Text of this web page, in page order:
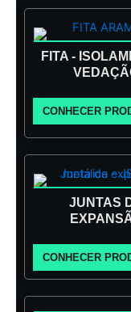
FITA -
CONHECER
JUNTAS
CONHECER